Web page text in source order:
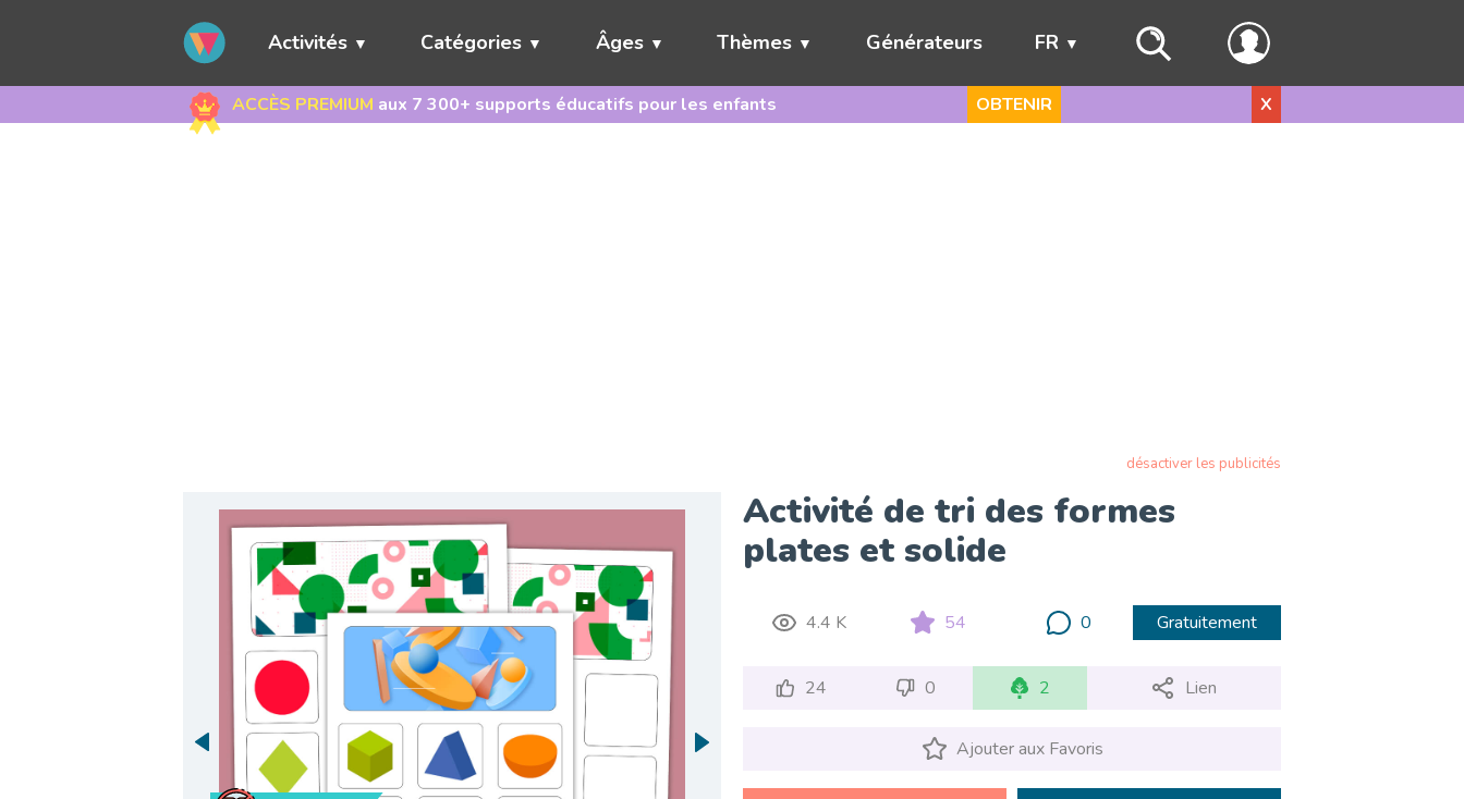
Activités Catégories Âges Thèmes Générateurs FR
ACCÈS PREMIUM aux 7 300+ supports éducatifs pour les enfants OBTENIR X
désactiver les publicités
Activité de tri des formes
plates et solide
4.4 K 54 0 Gratuitement
24 0 2 Lien
Ajouter aux Favoris